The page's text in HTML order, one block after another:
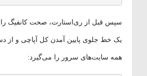
سپس قبل از ری‌استارت، صحت کانفیگ را
یک خط جلوی پایین آمدن کل آپاچی و از
همه سایت‌های سرور را می‌گیرد: